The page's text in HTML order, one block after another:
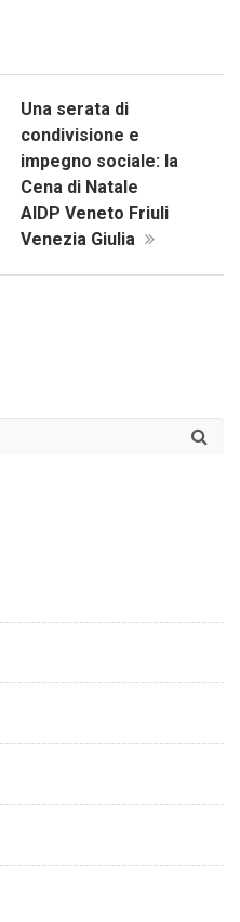
Una serata di
condivisione e
impegno sociale: la
Cena di Natale
AIDP Veneto Friuli
Venezia Giulia